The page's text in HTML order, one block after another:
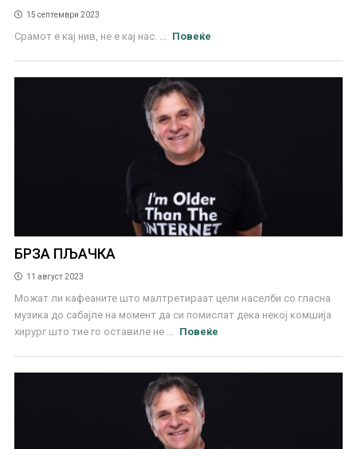
15 септември 2023
Срамот е кај нив, не е кај нас. ... Повеќе
БРЗА ПЉАЧКА
11 август 2023
Можат ли кафеаните што малтретираат цели населби со гласна
музика до сабајле на момент да си помислат дека некој комшија
хирург што тие го оставиле не ...
Повеќе